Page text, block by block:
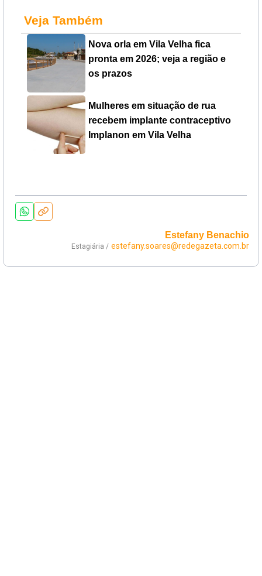
Veja Também
Nova orla em Vila Velha fica
pronta em 2026; veja a região e
os prazos
Mulheres em situação de rua
recebem implante contraceptivo
Implanon em Vila Velha
Estefany Benachio
Estagiária / estefany.soares@redegazeta.com.br